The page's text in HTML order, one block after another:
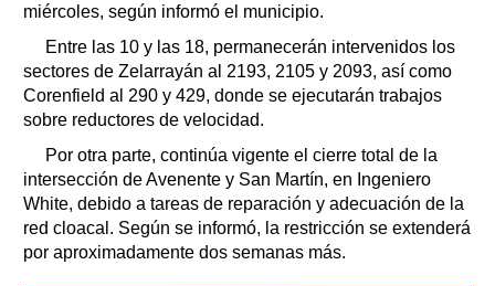
miércoles, según informó el municipio.
Entre las 10 y las 18, permanecerán intervenidos los
sectores de Zelarrayán al 2193, 2105 y 2093, así como
Corenfield al 290 y 429, donde se ejecutarán trabajos
sobre reductores de velocidad.
Por otra parte, continúa vigente el cierre total de la
intersección de Avenente y San Martín, en Ingeniero
White, debido a tareas de reparación y adecuación de la
red cloacal. Según se informó, la restricción se extenderá
por aproximadamente dos semanas más.